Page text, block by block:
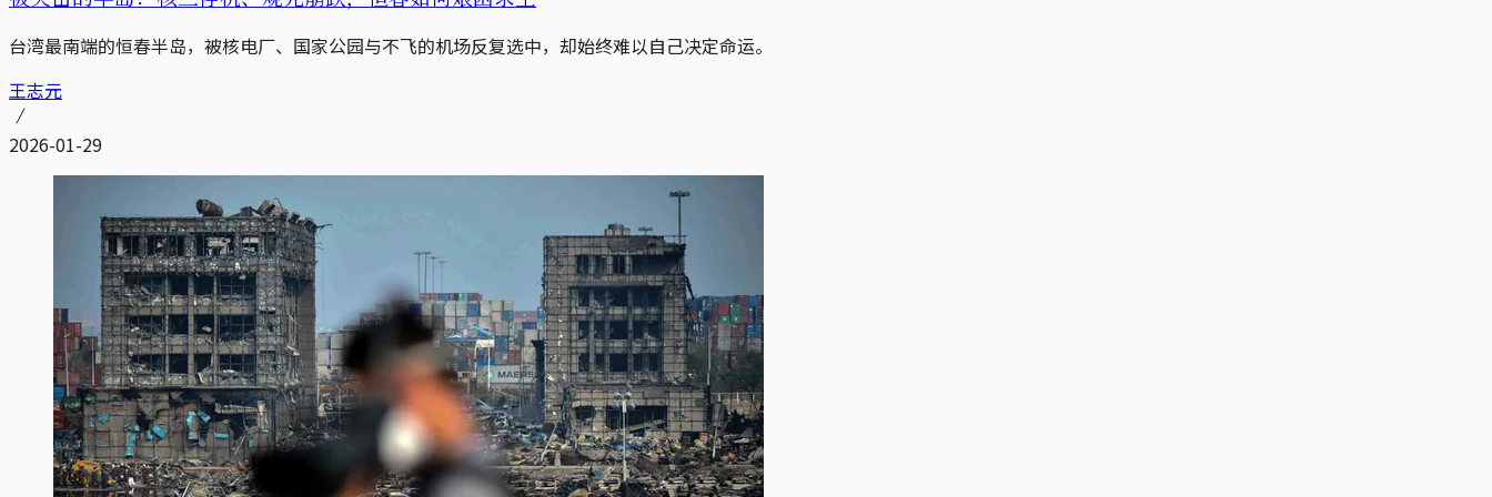
台湾最南端的恒春半岛，被核电厂、国家公园与不飞的机场反复选中，却始终难以自己决定命运。
王志元
2026-01-29